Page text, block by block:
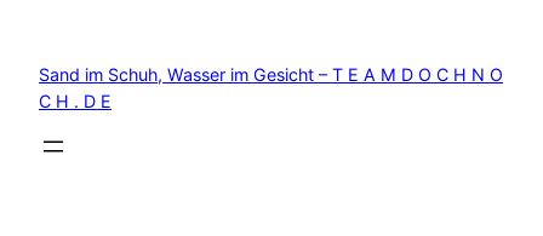
springen
Sand im Schuh, Wasser im Gesicht – T E A M D O C H N O
C H . D E